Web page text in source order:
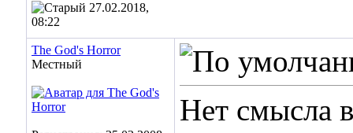
27.02.2018,
08:22
The God's Horror
Местный
Нет смысла